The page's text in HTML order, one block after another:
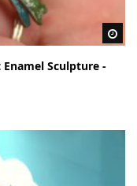
Enamel Sculpture -